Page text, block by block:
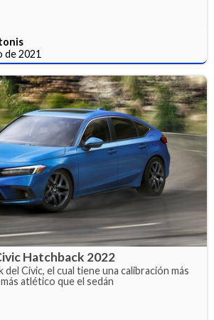
de 2021
Hatchback 2022
del Civic, el cual tiene una calibración más
atlético que el sedán